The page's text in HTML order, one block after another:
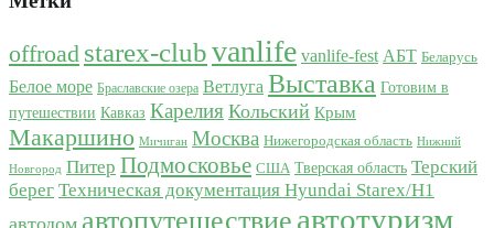
offroad starex-clubvanlife vanlife-fest АБТ Беларусь
Белое море Браславские озера Ветлуга Выставка Готовим в
путешествии Кавказ Карелия Кольский Крым
Макаршино Мичиган Москва Нижегородская область Нижний
Новгород Питер Подмосковье США Тверская область Терский
берег Техническая документация Hyundai Starex/H1
автодом автопутешествие автотуризм